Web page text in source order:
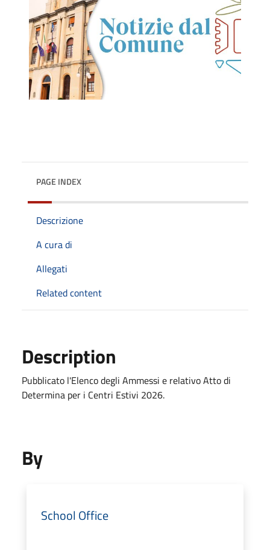
PAGE INDEX
Descrizione
A cura di
Allegati
Related content
Description
Pubblicato l'Elenco degli Ammessi e relativo Atto di
Determina per i Centri Estivi 2026.
By
School Office